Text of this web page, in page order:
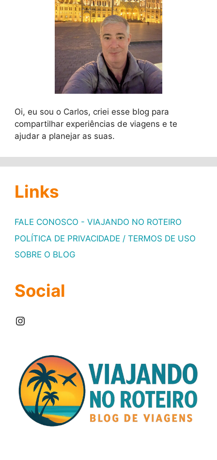
Oi, eu sou o Carlos, criei esse blog para
compartilhar experiências de viagens e te
ajudar a planejar as suas.
Links
FALE CONOSCO - VIAJANDO NO ROTEIRO
POLÍTICA DE PRIVACIDADE / TERMOS DE USO
SOBRE O BLOG
Social
Instagram